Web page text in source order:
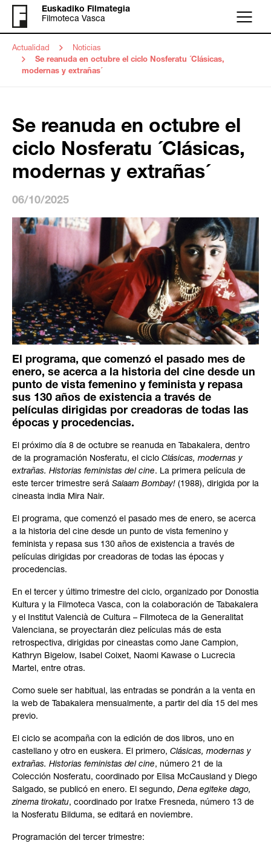
Euskadiko Filmategia
Filmoteca Vasca
Menú
Actualidad
Noticias
Se reanuda en octubre el ciclo Nosferatu ´Clásicas,
modernas y extrañas´
Se reanuda en octubre el
ciclo Nosferatu ´Clásicas,
modernas y extrañas´
06/10/2025
El programa, que comenzó el pasado mes de
enero, se acerca a la historia del cine desde un
punto de vista femenino y feminista y repasa
sus 130 años de existencia a través de
películas dirigidas por creadoras de todas las
épocas y procedencias.
El próximo día 8 de octubre se reanuda en Tabakalera, dentro
de la programación Nosferatu, el ciclo Clásicas, modernas y
extrañas. Historias feministas del cine. La primera película de
este tercer trimestre será Salaam Bombay! (1988), dirigida por la
cineasta india Mira Nair.
El programa, que comenzó el pasado mes de enero, se acerca
a la historia del cine desde un punto de vista femenino y
feminista y repasa sus 130 años de existencia a través de
películas dirigidas por creadoras de todas las épocas y
procedencias.
En el tercer y último trimestre del ciclo, organizado por Donostia
Kultura y la Filmoteca Vasca, con la colaboración de Tabakalera
y el Institut Valencià de Cultura – Filmoteca de la Generalitat
Valenciana, se proyectarán diez películas más de esta
retrospectiva, dirigidas por cineastas como Jane Campion,
Kathryn Bigelow, Isabel Coixet, Naomi Kawase o Lucrecia
Martel, entre otras.
Como suele ser habitual, las entradas se pondrán a la venta en
la web de Tabakalera mensualmente, a partir del día 15 del mes
previo.
El ciclo se acompaña con la edición de dos libros, uno en
castellano y otro en euskera. El primero, Clásicas, modernas y
extrañas. Historias feministas del cine, número 21 de la
Colección Nosferatu, coordinado por Elisa McCausland y Diego
Salgado, se publicó en enero. El segundo, Dena egiteke dago,
zinema tirokatu, coordinado por Iratxe Fresneda, número 13 de
la Nosferatu Bilduma, se editará en noviembre.
Programación del tercer trimestre: